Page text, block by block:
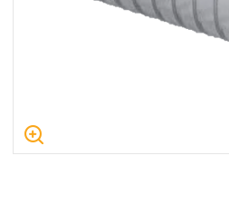
Centrum Hydrauliki
59-400 Jawor, ul.